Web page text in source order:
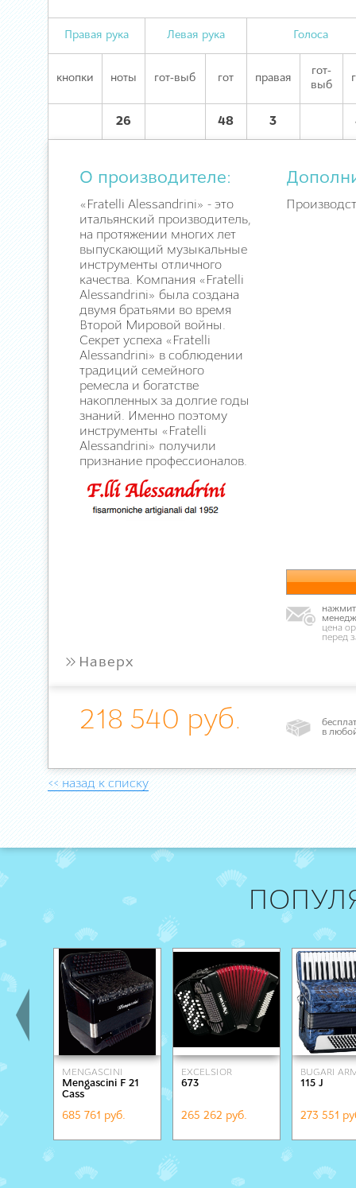
Правая рука Левая рука Голоса
кнопки ноты гот-выб гот правая
гот-
выб
26 48 3
О производителе:
«Fratelli Alessandrini» - это
итальянский производитель,
на протяжении многих лет
выпускающий музыкальные
инструменты отличного
качества. Компания «Fratelli
Alessandrini» была создана
двумя братьями во время
Второй Мировой войны.
Секрет успеха «Fratelli
Alessandrini» в соблюдении
традиций семейного
ремесла и богатстве
накопленных за долгие годы
знаний. Именно поэтому
инструменты «Fratelli
Alessandrini» получили
признание профессионалов.
цена
перед
» Наверх
218 540 руб.
в
<< назад к списку
MENGASCINI
Mengascini F 21
Cass
685 761 руб.
EXCELSIOR
673
265 262 руб.
BUGARI
115 J
273 551